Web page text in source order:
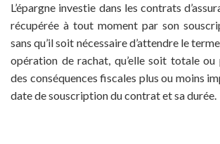
L’épargne investie dans les contrats
récupérée à tout moment par son
sans qu’il soit nécessaire d’attendre le
opération de rachat, qu’elle soit totale ou
des conséquences fiscales plus ou moins
date de souscription du contrat et sa durée.